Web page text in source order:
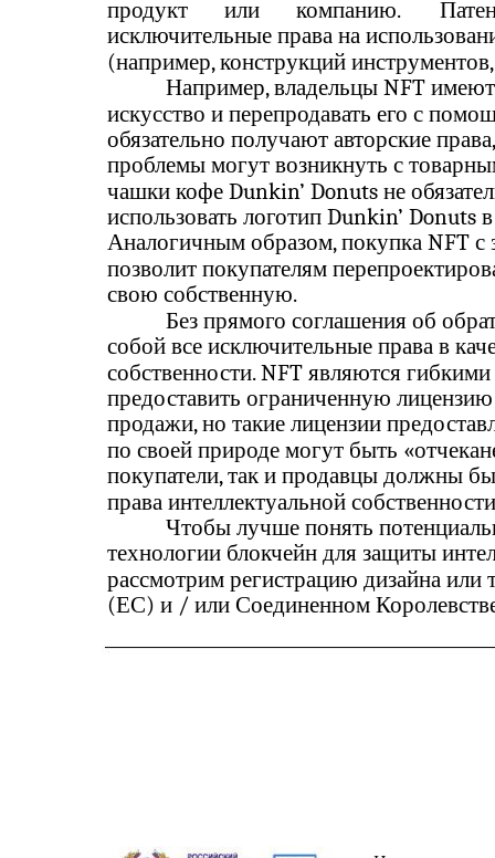
продукт
или компанию.
исключительные права на
(например, конструкций
Например, владельцы NFT
искусство и перепродавать его с
обязательно получают авторские
проблемы могут возникнуть с
чашки кофе Dunkin’ Donuts не
использовать логотип Dunkin’
Аналогичным образом, покупка NFT с
позволит покупателям
свою собственную.
Без прямого соглашения об
собой все исключительные права в
собственности. NFT являются
предоставить ограниченную
продажи, но такие лицензии
по своей природе могут быть
покупатели, так и продавцы должны
права интеллектуальной
Чтобы лучше понять
технологии блокчейн для защиты
рассмотрим регистрацию дизайна
(ЕС) и / или Соединенном